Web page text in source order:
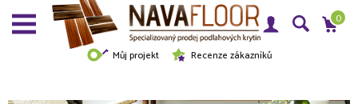
Můj projekt Recenze zákazníků
0